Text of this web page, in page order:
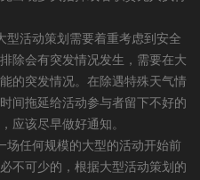
型活动策划需要着重考虑到安全
除会有突发情况发生，需要在大
的突发情况。在除遇特殊天气情
间拖延给活动参与者留下不好的
应该尽早做好通知。
场任何规模的大型的活动开始前
不可少的，根据大型活动策划的